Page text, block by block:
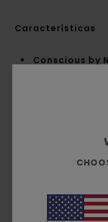
Características
Conscious by
denim
Corte
Corte de la
Abertura de
Diseño con